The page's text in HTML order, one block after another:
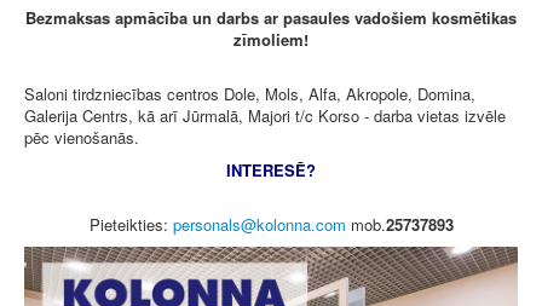
Bezmaksas apmācība un darbs ar pasaules vadošiem kosmētikas
zīmoliem!
Saloni tirdzniecības centros Dole, Mols, Alfa, Akropole, Domina,
Galerija Centrs, kā arī Jūrmalā, Majori t/c Korso - darba vietas izvēle
pēc vienošanās.
INTERESĒ?
Pieteikties: mob.25737893